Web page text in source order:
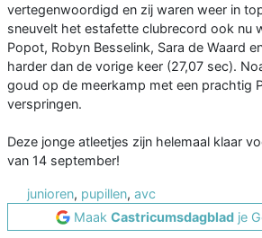
vertegenwoordigd en zij waren weer in
sneuvelt het estafette clubrecord ook nu
Popot, Robyn Besselink, Sara de Waard
harder dan de vorige keer (27,07 sec).
goud op de meerkamp met een prachtig
verspringen.
Deze jonge atleetjes zijn helemaal klaar
van 14 september!
junioren, pupillen, avc
Maak Castricumsdagblad je